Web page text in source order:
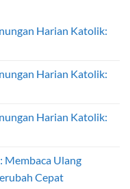
Harian Katolik:
Harian Katolik:
Harian Katolik:
Membaca Ulang
Cepat